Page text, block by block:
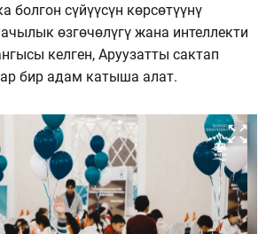
болгон сүйүүсүн көрсөтүүнү
өзгөчөлүгү жана интеллекти
келген, Аруузатты сактап
бир адам катыша алат.